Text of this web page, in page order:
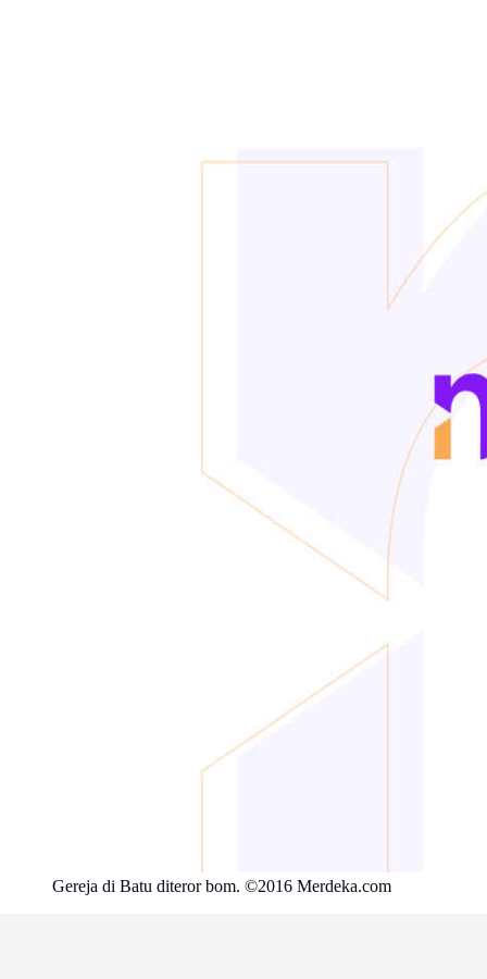
Gereja di Batu diteror bom. ©2016 Merdeka.com